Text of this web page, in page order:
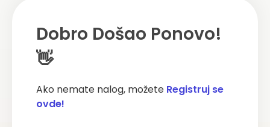
Dobro Došao Ponovo!
👋
Ako nemate nalog, možete Registruj se
ovde!